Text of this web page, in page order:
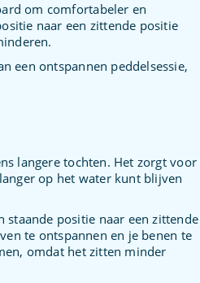
om comfortabeler en
naar een zittende positie
een ontspannen peddelsessie,
langere tochten. Het zorgt voor
op het water kunt blijven
staande positie naar een zittende
te ontspannen en je benen te
omdat het zitten minder